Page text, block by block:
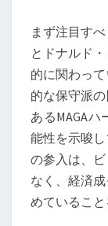
まず注目す
とドナルド
的に関わっ
的な保守派
あるMAGA
能性を示唆
の参入は、
なく、経済
めていること